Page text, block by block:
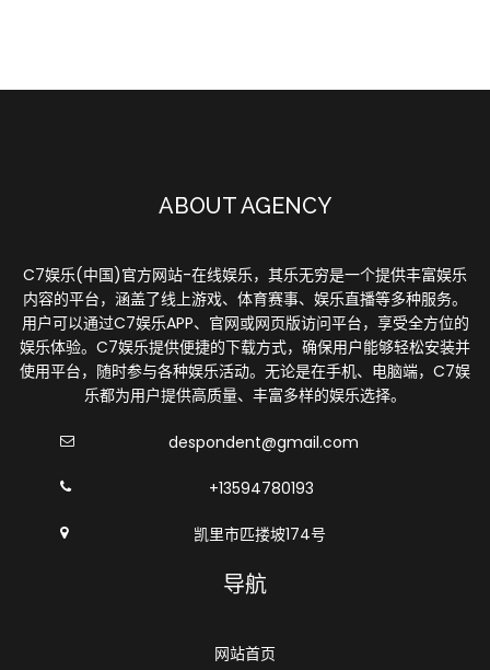
ABOUT AGENCY
C7娱乐(中国)官方网站-在线娱乐，其乐无穷是一个提供丰富娱乐
内容的平台，涵盖了线上游戏、体育赛事、娱乐直播等多种服务。
用户可以通过C7娱乐APP、官网或网页版访问平台，享受全方位的
娱乐体验。C7娱乐提供便捷的下载方式，确保用户能够轻松安装并
使用平台，随时参与各种娱乐活动。无论是在手机、电脑端，C7娱
乐都为用户提供高质量、丰富多样的娱乐选择。
despondent@gmail.com
+13594780193
凯里市匹搂坡174号
导航
网站首页